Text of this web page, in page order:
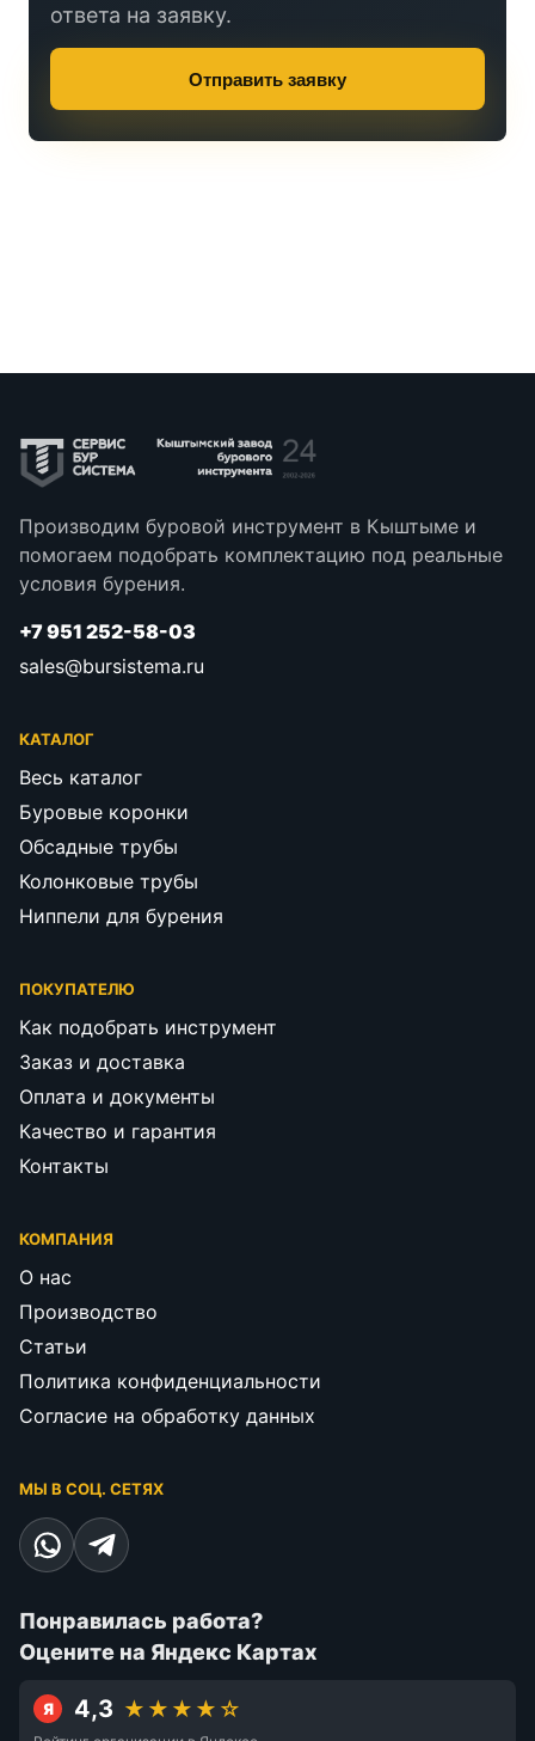
ответа на заявку.
Отправить заявку
Производим буровой инструмент в Кыштыме и
помогаем подобрать комплектацию под реальные
условия бурения.
+7 951 252-58-03
sales@bursistema.ru
КАТАЛОГ
Весь каталог
Буровые коронки
Обсадные трубы
Колонковые трубы
Ниппели для бурения
ПОКУПАТЕЛЮ
Как подобрать инструмент
Заказ и доставка
Оплата и документы
Качество и гарантия
Контакты
КОМПАНИЯ
О нас
Производство
Статьи
Политика конфиденциальности
Согласие на обработку данных
МЫ В СОЦ. СЕТЯХ
Понравилась работа?
Оцените на Яндекс Картах
Я 4,3 ★★★★☆